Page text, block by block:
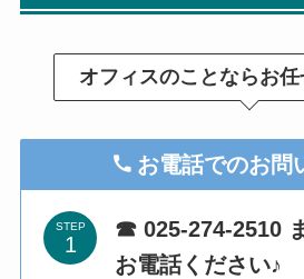
オフィスのことならお任
お電話でのお問
STEP
☎ 025-274-2510
お電話ください♪